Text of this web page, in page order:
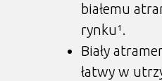
białemu
rynku¹.
Biały
łatwy w